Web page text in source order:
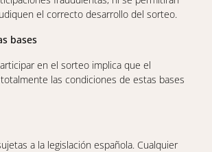
el correcto desarrollo del sorteo.
bases
en el sorteo implica que el
las condiciones de estas bases
a la legislación española. Cualquier